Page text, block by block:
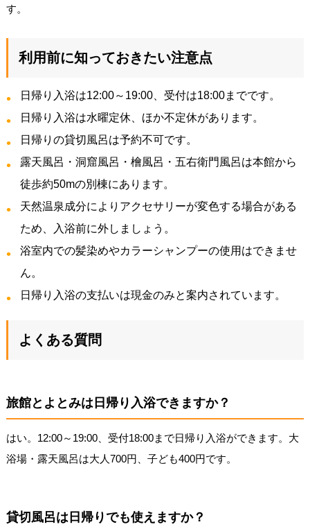
す。
利用前に知っておきたい注意点
日帰り入浴は12:00～19:00、受付は18:00までです。
日帰り入浴は水曜定休、ほか不定休があります。
日帰りの貸切風呂は予約不可です。
露天風呂・洞窟風呂・檜風呂・五右衛門風呂は本館から
徒歩約50mの別棟にあります。
天然温泉成分によりアクセサリーが変色する場合がある
ため、入浴前に外しましょう。
浴室内での髪染めやカラーシャンプーの使用はできませ
ん。
日帰り入浴の支払いは現金のみと案内されています。
よくある質問
旅館とよとみは日帰り入浴できますか？
はい。12:00～19:00、受付18:00まで日帰り入浴ができます。大
浴場・露天風呂は大人700円、子ども400円です。
貸切風呂は日帰りでも使えますか？